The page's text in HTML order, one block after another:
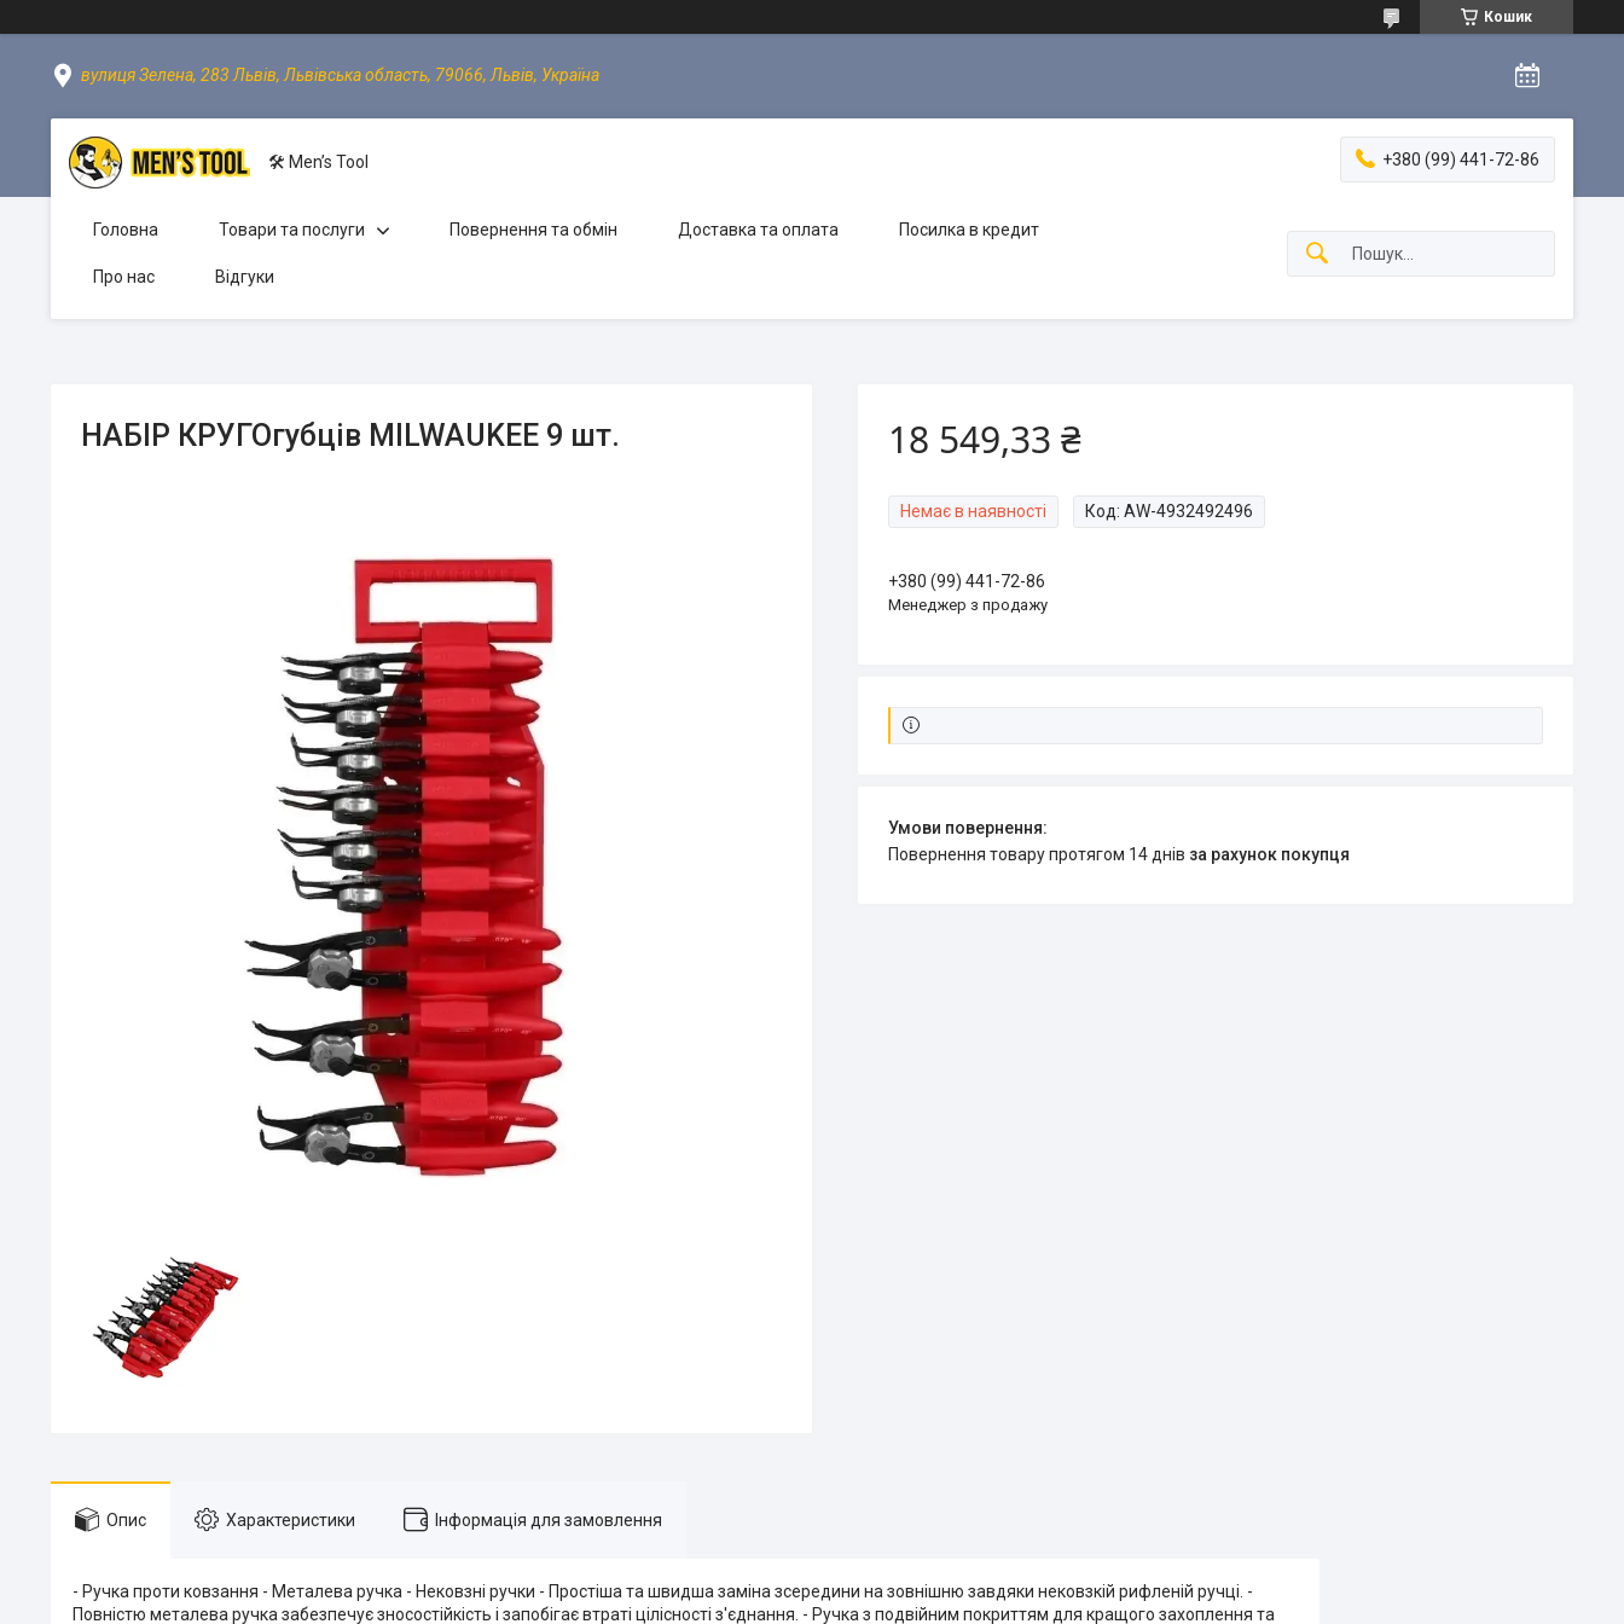
Кошик
вулиця Зелена, 283 Львів, Львівська область, 79066, Львів, Україна
🛠 Men’s Tool +380 (99) 441-72-86
Головна Товари та послуги Повернення та обмін Доставка та оплата Посилка в кредит
Про нас Відгуки
НАБІР КРУГОгубців MILWAUKEE 9 шт. 18 549,33 ₴
Немає в наявності Код: AW-4932492496
+380 (99) 441-72-86
Менеджер з продажу
повернення товару протягом 14 днів за рахунок покупця
Опис Характеристики Інформація для замовлення
- Ручка проти ковзання - Металева ручка - Нековзні ручки - Простіша та швидша заміна зсередини на зовнішню завдяки нековзкій рифленій ручці. -
Повністю металева ручка забезпечує зносостійкість і запобігає втраті цілісності з'єднання. - Ручка з подвійним покриттям для кращого захоплення та